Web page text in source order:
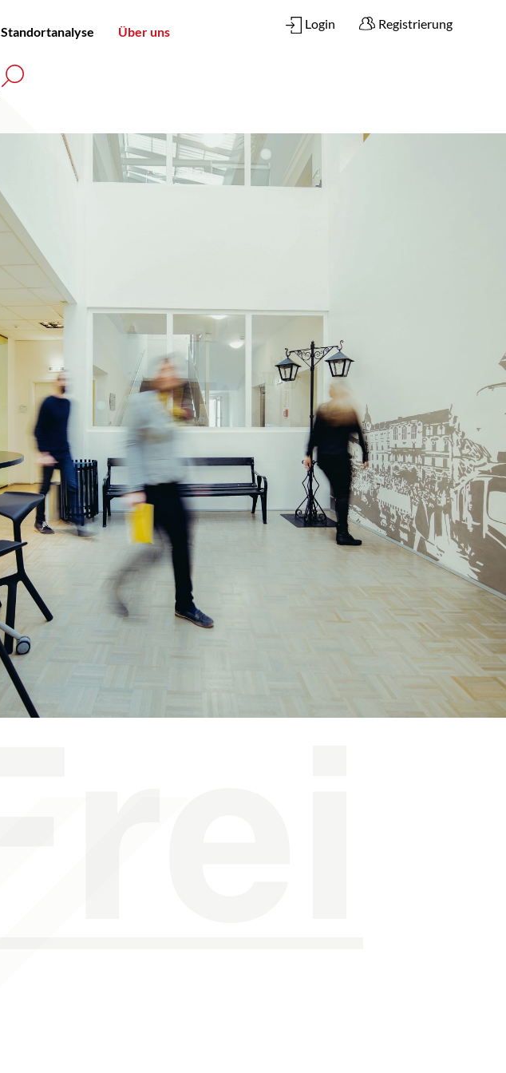
Standortanalyse Über uns
Login Registrierung